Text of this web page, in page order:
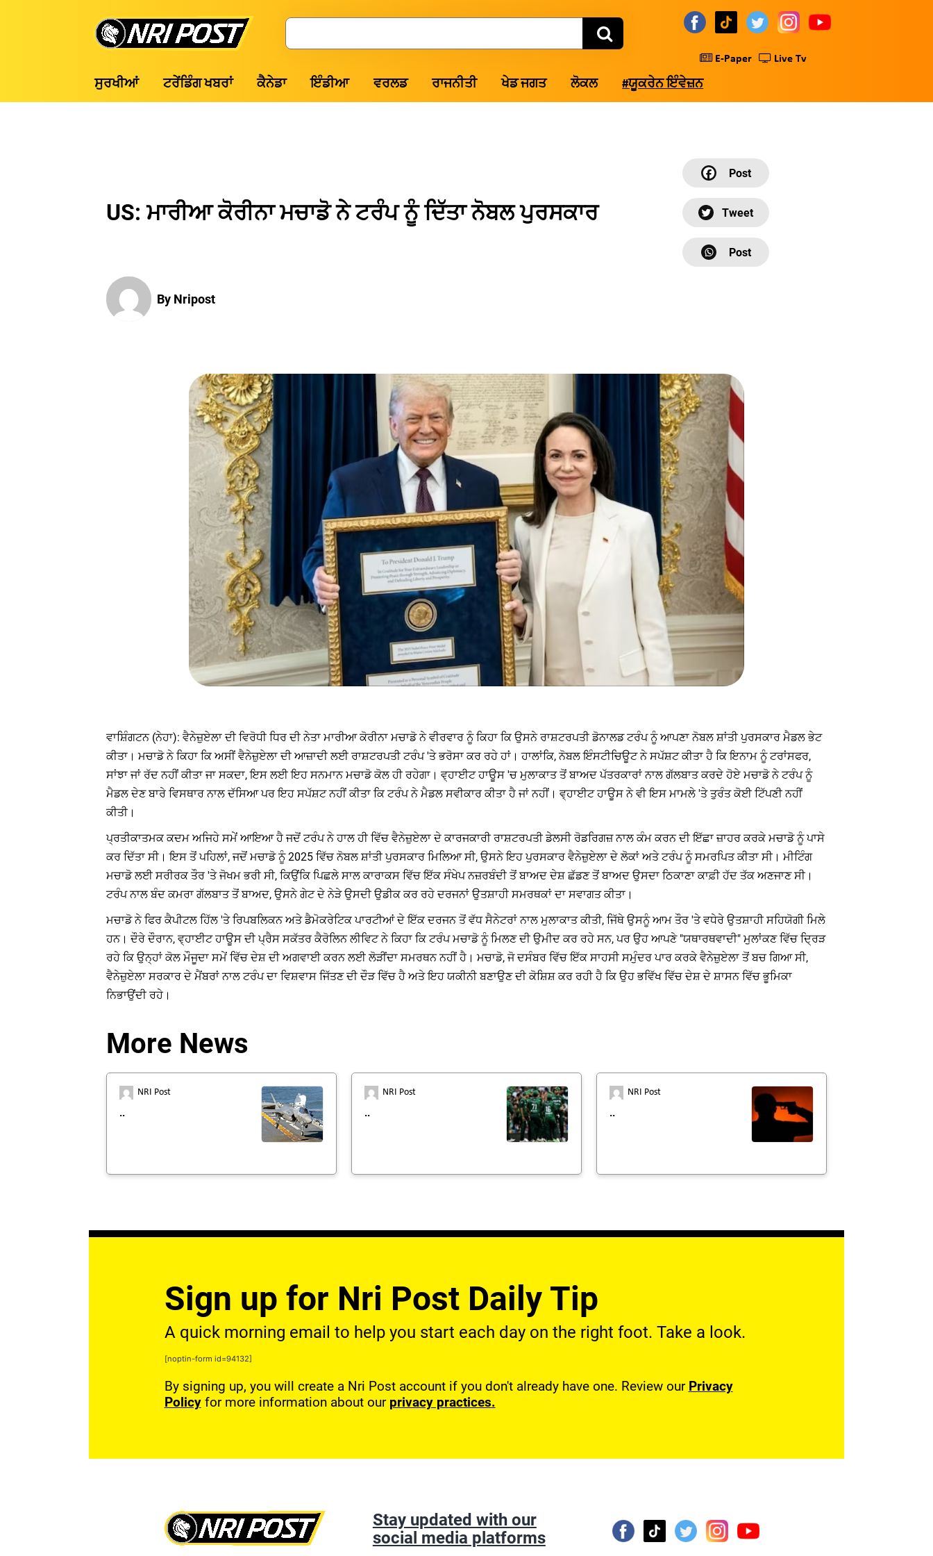
Post
Search
E-Paper Live Tv
ਸੁਰਖੀਆਂ ਟਰੇਂਡਿੰਗ ਖਬਰਾਂ ਕੈਨੇਡਾ ਇੰਡੀਆ ਵਰਲਡ ਰਾਜਨੀਤੀ ਖੇਡ ਜਗਤ ਲੋਕਲ #ਯੂਕਰੇਨ ਇੰਵੇਜ਼ਨ
US: ਮਾਰੀਆ ਕੋਰੀਨਾ ਮਚਾਡੋ ਨੇ ਟਰੰਪ ਨੂੰ ਦਿੱਤਾ ਨੋਬਲ ਪੁਰਸਕਾਰ
By Nripost
ਵਾਸ਼ਿੰਗਟਨ (ਨੇਹਾ): ਵੈਨੇਜ਼ੁਏਲਾ ਦੀ ਵਿਰੋਧੀ ਧਿਰ ਦੀ ਨੇਤਾ ਮਾਰੀਆ ਕੋਰੀਨਾ ਮਚਾਡੋ ਨੇ ਵੀਰਵਾਰ ਨੂੰ ਕਿਹਾ ਕਿ ਉਸਨੇ ਰਾਸ਼ਟਰਪਤੀ ਡੋਨਾਲਡ ਟਰੰਪ ਨੂੰ ਆਪਣਾ ਨੋਬਲ ਸ਼ਾਂਤੀ ਪੁਰਸਕਾਰ ਮੈਡਲ ਭੇਟ
ਕੀਤਾ। ਮਚਾਡੋ ਨੇ ਕਿਹਾ ਕਿ ਅਸੀਂ ਵੈਨੇਜ਼ੁਏਲਾ ਦੀ ਆਜ਼ਾਦੀ ਲਈ ਰਾਸ਼ਟਰਪਤੀ ਟਰੰਪ 'ਤੇ ਭਰੋਸਾ ਕਰ ਰਹੇ ਹਾਂ। ਹਾਲਾਂਕਿ, ਨੋਬਲ ਇੰਸਟੀਚਿਊਟ ਨੇ ਸਪੱਸ਼ਟ ਕੀਤਾ ਹੈ ਕਿ ਇਨਾਮ ਨੂੰ ਟਰਾਂਸਫਰ,
ਸਾਂਝਾ ਜਾਂ ਰੱਦ ਨਹੀਂ ਕੀਤਾ ਜਾ ਸਕਦਾ, ਇਸ ਲਈ ਇਹ ਸਨਮਾਨ ਮਚਾਡੋ ਕੋਲ ਹੀ ਰਹੇਗਾ। ਵ੍ਹਾਈਟ ਹਾਊਸ 'ਚ ਮੁਲਾਕਾਤ ਤੋਂ ਬਾਅਦ ਪੱਤਰਕਾਰਾਂ ਨਾਲ ਗੱਲਬਾਤ ਕਰਦੇ ਹੋਏ ਮਚਾਡੋ ਨੇ ਟਰੰਪ ਨੂੰ
ਮੈਡਲ ਦੇਣ ਬਾਰੇ ਵਿਸਥਾਰ ਨਾਲ ਦੱਸਿਆ ਪਰ ਇਹ ਸਪੱਸ਼ਟ ਨਹੀਂ ਕੀਤਾ ਕਿ ਟਰੰਪ ਨੇ ਮੈਡਲ ਸਵੀਕਾਰ ਕੀਤਾ ਹੈ ਜਾਂ ਨਹੀਂ। ਵ੍ਹਾਈਟ ਹਾਊਸ ਨੇ ਵੀ ਇਸ ਮਾਮਲੇ 'ਤੇ ਤੁਰੰਤ ਕੋਈ ਟਿੱਪਣੀ ਨਹੀਂ
ਕੀਤੀ।
ਪ੍ਰਤੀਕਾਤਮਕ ਕਦਮ ਅਜਿਹੇ ਸਮੇਂ ਆਇਆ ਹੈ ਜਦੋਂ ਟਰੰਪ ਨੇ ਹਾਲ ਹੀ ਵਿੱਚ ਵੈਨੇਜ਼ੁਏਲਾ ਦੇ ਕਾਰਜਕਾਰੀ ਰਾਸ਼ਟਰਪਤੀ ਡੇਲਸੀ ਰੋਡਰਿਗਜ਼ ਨਾਲ ਕੰਮ ਕਰਨ ਦੀ ਇੱਛਾ ਜ਼ਾਹਰ ਕਰਕੇ ਮਚਾਡੋ ਨੂੰ ਪਾਸੇ
ਕਰ ਦਿੱਤਾ ਸੀ। ਇਸ ਤੋਂ ਪਹਿਲਾਂ, ਜਦੋਂ ਮਚਾਡੋ ਨੂੰ 2025 ਵਿੱਚ ਨੋਬਲ ਸ਼ਾਂਤੀ ਪੁਰਸਕਾਰ ਮਿਲਿਆ ਸੀ, ਉਸਨੇ ਇਹ ਪੁਰਸਕਾਰ ਵੈਨੇਜ਼ੁਏਲਾ ਦੇ ਲੋਕਾਂ ਅਤੇ ਟਰੰਪ ਨੂੰ ਸਮਰਪਿਤ ਕੀਤਾ ਸੀ। ਮੀਟਿੰਗ
ਮਚਾਡੋ ਲਈ ਸਰੀਰਕ ਤੌਰ 'ਤੇ ਜੋਖਮ ਭਰੀ ਸੀ, ਕਿਉਂਕਿ ਪਿਛਲੇ ਸਾਲ ਕਾਰਾਕਸ ਵਿੱਚ ਇੱਕ ਸੰਖੇਪ ਨਜ਼ਰਬੰਦੀ ਤੋਂ ਬਾਅਦ ਦੇਸ਼ ਛੱਡਣ ਤੋਂ ਬਾਅਦ ਉਸਦਾ ਠਿਕਾਣਾ ਕਾਫ਼ੀ ਹੱਦ ਤੱਕ ਅਣਜਾਣ ਸੀ।
ਟਰੰਪ ਨਾਲ ਬੰਦ ਕਮਰਾ ਗੱਲਬਾਤ ਤੋਂ ਬਾਅਦ, ਉਸਨੇ ਗੇਟ ਦੇ ਨੇੜੇ ਉਸਦੀ ਉਡੀਕ ਕਰ ਰਹੇ ਦਰਜਨਾਂ ਉਤਸ਼ਾਹੀ ਸਮਰਥਕਾਂ ਦਾ ਸਵਾਗਤ ਕੀਤਾ।
ਮਚਾਡੋ ਨੇ ਫਿਰ ਕੈਪੀਟਲ ਹਿੱਲ 'ਤੇ ਰਿਪਬਲਿਕਨ ਅਤੇ ਡੈਮੋਕਰੇਟਿਕ ਪਾਰਟੀਆਂ ਦੇ ਇੱਕ ਦਰਜਨ ਤੋਂ ਵੱਧ ਸੈਨੇਟਰਾਂ ਨਾਲ ਮੁਲਾਕਾਤ ਕੀਤੀ, ਜਿੱਥੇ ਉਸਨੂੰ ਆਮ ਤੌਰ 'ਤੇ ਵਧੇਰੇ ਉਤਸ਼ਾਹੀ ਸਹਿਯੋਗੀ ਮਿਲੇ
ਹਨ। ਦੌਰੇ ਦੌਰਾਨ, ਵ੍ਹਾਈਟ ਹਾਊਸ ਦੀ ਪ੍ਰੈਸ ਸਕੱਤਰ ਕੈਰੋਲਿਨ ਲੀਵਿਟ ਨੇ ਕਿਹਾ ਕਿ ਟਰੰਪ ਮਚਾਡੋ ਨੂੰ ਮਿਲਣ ਦੀ ਉਮੀਦ ਕਰ ਰਹੇ ਸਨ, ਪਰ ਉਹ ਆਪਣੇ "ਯਥਾਰਥਵਾਦੀ" ਮੁਲਾਂਕਣ ਵਿੱਚ ਦ੍ਰਿੜ
ਰਹੇ ਕਿ ਉਨ੍ਹਾਂ ਕੋਲ ਮੌਜੂਦਾ ਸਮੇਂ ਵਿੱਚ ਦੇਸ਼ ਦੀ ਅਗਵਾਈ ਕਰਨ ਲਈ ਲੋੜੀਂਦਾ ਸਮਰਥਨ ਨਹੀਂ ਹੈ। ਮਚਾਡੋ, ਜੋ ਦਸੰਬਰ ਵਿੱਚ ਇੱਕ ਸਾਹਸੀ ਸਮੁੰਦਰ ਪਾਰ ਕਰਕੇ ਵੈਨੇਜ਼ੁਏਲਾ ਤੋਂ ਬਚ ਗਿਆ ਸੀ,
ਵੈਨੇਜ਼ੁਏਲਾ ਸਰਕਾਰ ਦੇ ਮੈਂਬਰਾਂ ਨਾਲ ਟਰੰਪ ਦਾ ਵਿਸ਼ਵਾਸ ਜਿੱਤਣ ਦੀ ਦੌੜ ਵਿੱਚ ਹੈ ਅਤੇ ਇਹ ਯਕੀਨੀ ਬਣਾਉਣ ਦੀ ਕੋਸ਼ਿਸ਼ ਕਰ ਰਹੀ ਹੈ ਕਿ ਉਹ ਭਵਿੱਖ ਵਿੱਚ ਦੇਸ਼ ਦੇ ਸ਼ਾਸਨ ਵਿੱਚ ਭੂਮਿਕਾ
ਨਿਭਾਉਂਦੀ ਰਹੇ।
More News
NRI Post
..
NRI Post
..
NRI Post
..
Sign up for Nri Post Daily Tip
A quick morning email to help you start each day on the right foot. Take a look.
[noptin-form id=94132]
By signing up, you will create a Nri Post account if you don't already have one. Review our Privacy
Policyfor more information about our privacy practices.
Stay updated with our
social media platforms